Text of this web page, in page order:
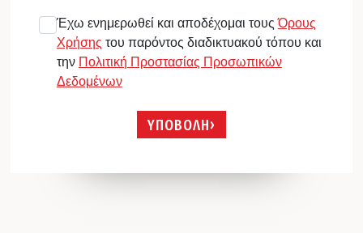
Έχω ενημερωθεί και αποδέχομαι τουςΌρους
Χρήσης του παρόντος διαδικτυακού τόπου και
την Πολιτική Προστασίας Προσωπικών
Δεδομένων
ΥΠΟΒΟΛΗ